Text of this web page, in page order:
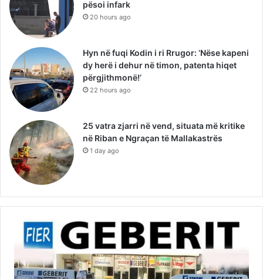
pësoi infark
20 hours ago
Hyn në fuqi Kodin i ri Rrugor: ‘Nëse kapeni
dy herë i dehur në timon, patenta hiqet
përgjithmonë!’
22 hours ago
25 vatra zjarri në vend, situata më kritike
në Riban e Ngraçan të Mallakastrës
1 day ago